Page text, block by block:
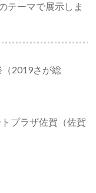
ーマで展示しま
2019さが総
プラザ佐賀（佐賀